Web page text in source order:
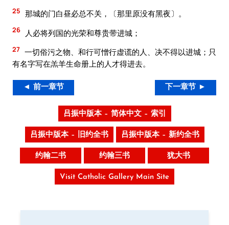
25 那城的门白昼必总不关，〔那里原没有黑夜〕。
26 人必将列国的光荣和尊贵带进城；
27 一切俗污之物、和行可憎行虚谎的人、决不得以进城；只
有名字写在羔羊生命册上的人才得进去。
◄ 前一章节 下一章节 ►
吕振中版本 – 简体中文 – 索引
吕振中版本 – 旧约全书 吕振中版本 – 新约全书
约翰二书 约翰三书 犹大书
Visit Catholic Gallery Main Site